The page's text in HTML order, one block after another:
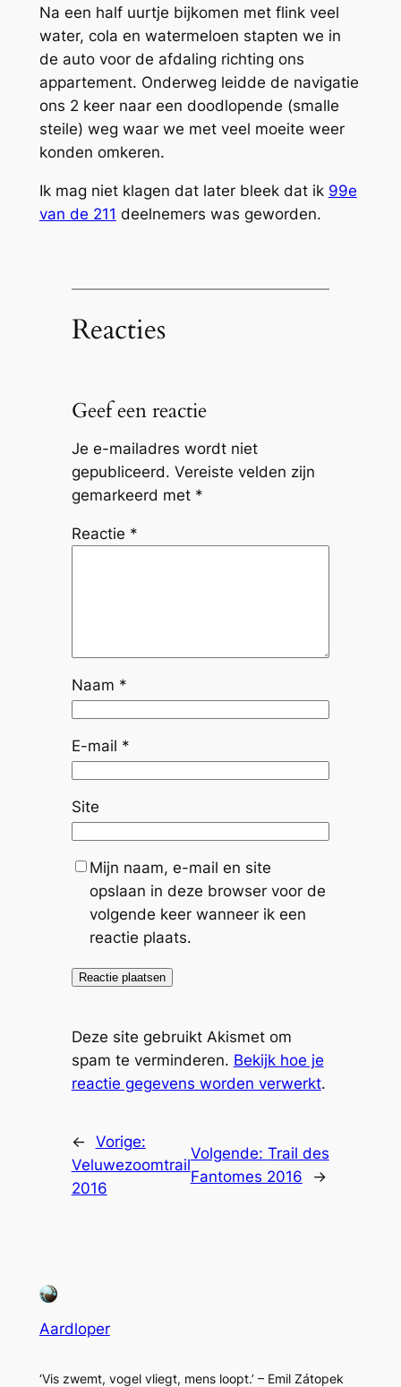
Na een half uurtje bijkomen met flink veel
water, cola en watermeloen stapten we in
de auto voor de afdaling richting ons
appartement. Onderweg leidde de navigatie
ons 2 keer naar een doodlopende (smalle
steile) weg waar we met veel moeite weer
konden omkeren.
Ik mag niet klagen dat later bleek dat ik 99e
van de 211 deelnemers was geworden.
Reacties
Geef een reactie
Je e-mailadres wordt niet
gepubliceerd. Vereiste velden zijn
gemarkeerd met *
Reactie *
Naam *
E-mail *
Site
Mijn naam, e-mail en site
opslaan in deze browser voor de
volgende keer wanneer ik een
reactie plaats.
Deze site gebruikt Akismet om
spam te verminderen. Bekijk hoe je
reactie gegevens worden verwerkt.
← Vorige:
Veluwezoomtrail
2016
Volgende: Trail des
Fantomes 2016
→
Aardloper
‘Vis zwemt, vogel vliegt, mens loopt.’ – Emil Zátopek